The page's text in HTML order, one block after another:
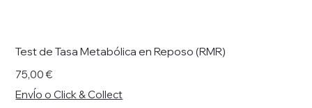
Test de Tasa Metabólica en Reposo (RMR)
Precio
75,00 €
EnvÍo o Click & Collect